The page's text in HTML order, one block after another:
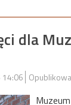
dla